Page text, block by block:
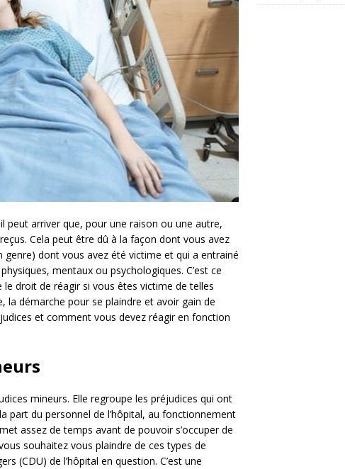
peut arriver que, pour une raison ou une autre,
Cela peut être dû à la façon dont vous avez
dont vous avez été victime et qui a entrainé
mentaux ou psychologiques. C’est ce
le droit de réagir si vous êtes victime de telles
la démarche pour se plaindre et avoir gain de
et comment vous devez réagir en fonction
mineurs. Elle regroupe les préjudices qui ont
part du personnel de l’hôpital, au fonctionnement
assez de temps avant de pouvoir s’occuper de
souhaitez vous plaindre de ces types de
(CDU) de l’hôpital en question. C’est une